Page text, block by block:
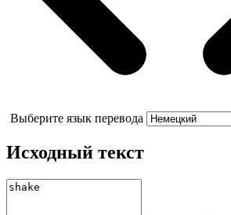
Выберите язык перевода
Исходный текст